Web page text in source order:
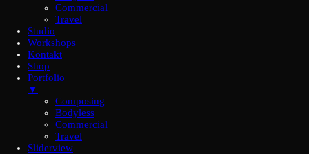
Commercial
Travel
Studio
Workshops
Kontakt
Shop
Portfolio
▼
Composing
Bodyless
Commercial
Travel
Sliderview